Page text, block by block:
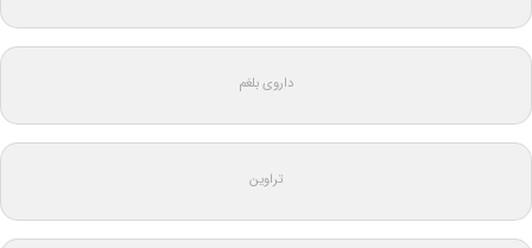
داروی بلغم
تراوین